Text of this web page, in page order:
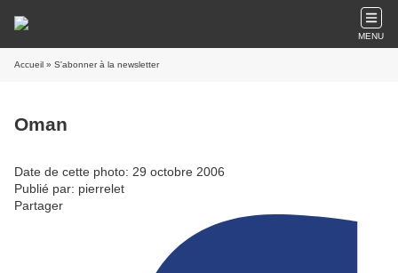
MENU
Accueil » S'abonner à la newsletter
Oman
Date de cette photo: 29 octobre 2006
Publié par: pierrelet
Partager